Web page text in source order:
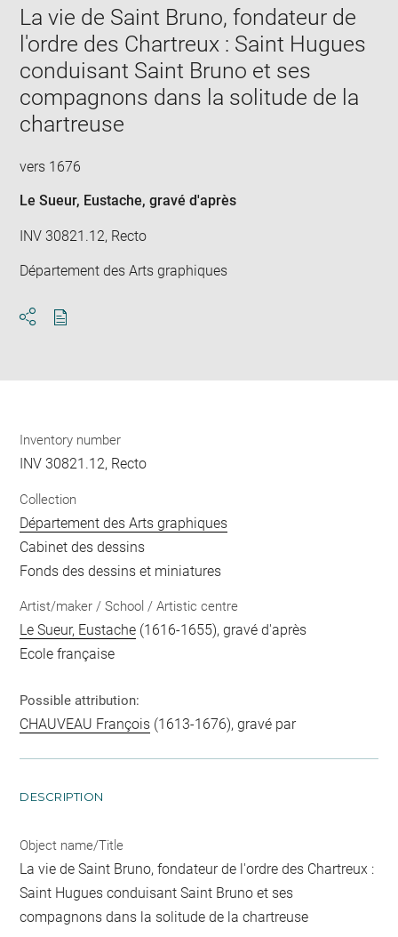
window
La vie de Saint Bruno, fondateur de
l'ordre des Chartreux : Saint Hugues
conduisant Saint Bruno et ses
compagnons dans la solitude de la
chartreuse
vers 1676
Le Sueur, Eustache, gravé d'après
INV 30821.12, Recto
Département des Arts graphiques
Inventory number
INV 30821.12, Recto
Collection
Département des Arts graphiques
Cabinet des dessins
Fonds des dessins et miniatures
Artist/maker / School / Artistic centre
Le Sueur, Eustache (1616-1655), gravé d'après
Ecole française
Possible attribution:
CHAUVEAU François (1613-1676), gravé par
DESCRIPTION
Object name/Title
La vie de Saint Bruno, fondateur de l'ordre des Chartreux :
Saint Hugues conduisant Saint Bruno et ses
compagnons dans la solitude de la chartreuse